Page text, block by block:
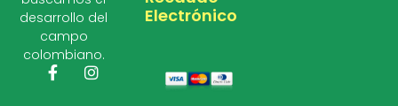
desarrollo del
campo
colombiano.
Electrónico